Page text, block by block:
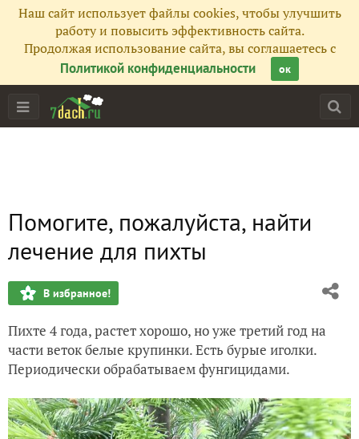
Наш сайт использует файлы cookies, чтобы улучшить
работу и повысить эффективность сайта.
Продолжая использование сайта, вы соглашаетесь с
Политикой конфиденциальности
ок
Помогите, пожалуйста, найти
лечение для пихты
В избранное!
Пихте 4 года, растет хорошо, но уже третий год на
части веток белые крупинки. Есть бурые иголки.
Периодически обрабатываем фунгицидами.